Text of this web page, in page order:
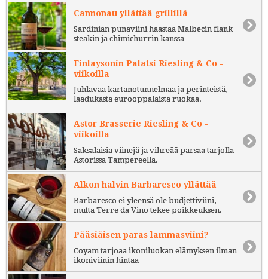
Cannonau yllättää grillillä
Sardinian punaviini haastaa Malbecin flank
steakin ja chimichurrin kanssa
Finlaysonin Palatsi Riesling & Co -
viikoilla
Juhlavaa kartanotunnelmaa ja perinteistä,
laadukasta eurooppalaista ruokaa.
Astor Brasserie Riesling & Co -
viikoilla
Saksalaisia viinejä ja vihreää parsaa tarjolla
Astorissa Tampereella.
Alkon halvin Barbaresco yllättää
Barbaresco ei yleensä ole budjettiviini,
mutta Terre da Vino tekee poikkeuksen.
Pääsiäisen paras lammasviini?
Coyam tarjoaa ikoniluokan elämyksen ilman
ikoniviinin hintaa